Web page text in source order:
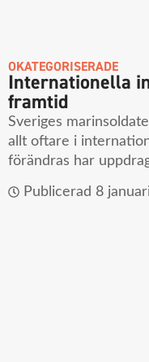
OKATEGORISERADE
Internationella
framtid
Sveriges
allt oftare i
förändras har
Publicerad 8